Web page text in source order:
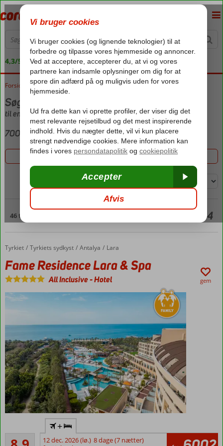
4,3/5 på Trustpilot
Forside Rejser
Søger rejse
til en pris højere end 6000,-
700 hoteller
Filtrer 700 hoteller
Sorter efter:
46 til 60 ud af 700 hoteller Side 4
Forside
Tyrkiet Tyrkiets sydkyst Antalya Lara
Fame Residence Lara & Spa
Fame Residence Lara & Spa
All Inclusive-Hotel gem
poolområde
Ved lang
Alletiders
+
12 dec. 2026 (lø.) 8 dage (7 nætter)